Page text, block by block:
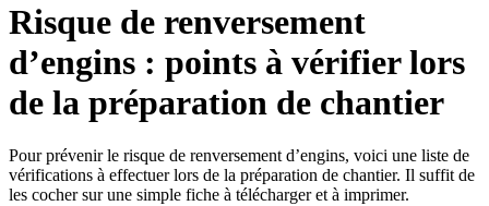
Risque de renversement
d’engins : points à vérifier lors
de la préparation de chantier
Pour prévenir le risque de renversement d’engins, voici une liste de
vérifications à effectuer lors de la préparation de chantier. Il suffit de
les cocher sur une simple fiche à télécharger et à imprimer.